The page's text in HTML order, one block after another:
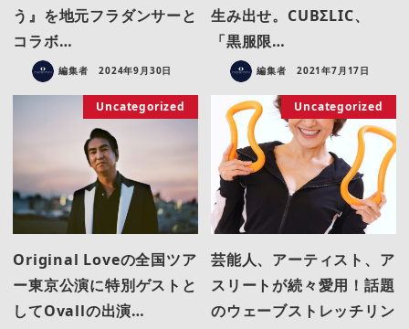
う』を地元フラダンサーと
コラボ…
編集者 2024年9月30日
生み出せ。CUBΣLIC、
「黒服限…
編集者 2021年7月17日
Uncategorized
Original Loveの全国ツア
ー東京公演に特別ゲストと
してOvallの出演…
Uncategorized
芸能人、アーティスト、ア
スリートが続々愛用！話題
のウェーブストレッチリン